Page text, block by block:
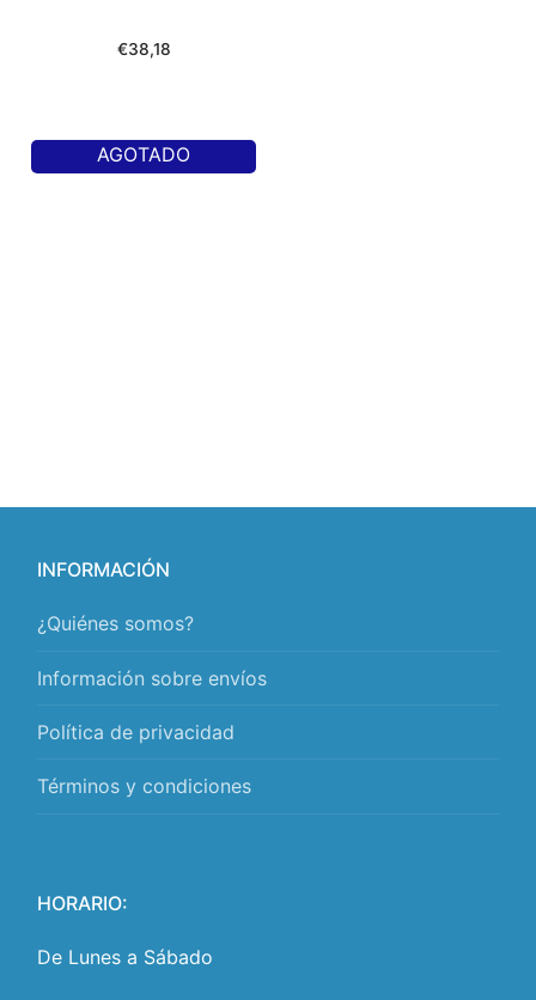
€38,18
AGOTADO
INFORMACIÓN
¿Quiénes somos?
Información sobre envíos
Política de privacidad
Términos y condiciones
HORARIO:
De Lunes a Sábado